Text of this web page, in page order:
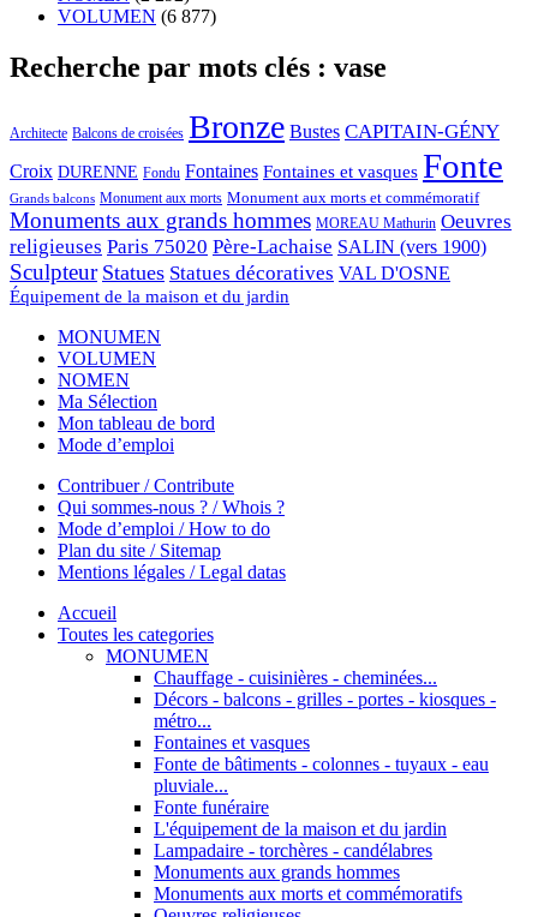
VOLUMEN (6 877)
Recherche par mots clés : vase
Architecte Balcons de croisées Bronze Bustes CAPITAIN-GÉNY
Croix DURENNE Fondu Fontaines Fontaines et vasques Fonte
Grands balcons Monument aux morts Monument aux morts et commémoratif
Monuments aux grands hommes MOREAU Mathurin Oeuvres
religieuses Paris 75020 Père-Lachaise SALIN (vers 1900)
Sculpteur Statues Statues décoratives VAL D'OSNE
Équipement de la maison et du jardin
MONUMEN
VOLUMEN
NOMEN
Ma Sélection
Mon tableau de bord
Mode d’emploi
Contribuer / Contribute
Qui sommes-nous ? / Whois ?
Mode d’emploi / How to do
Plan du site / Sitemap
Mentions légales / Legal datas
Accueil
Toutes les categories
MONUMEN
Chauffage - cuisinières - cheminées...
Décors - balcons - grilles - portes - kiosques -
métro...
Fontaines et vasques
Fonte de bâtiments - colonnes - tuyaux - eau
pluviale...
Fonte funéraire
L'équipement de la maison et du jardin
Lampadaire - torchères - candélabres
Monuments aux grands hommes
Monuments aux morts et commémoratifs